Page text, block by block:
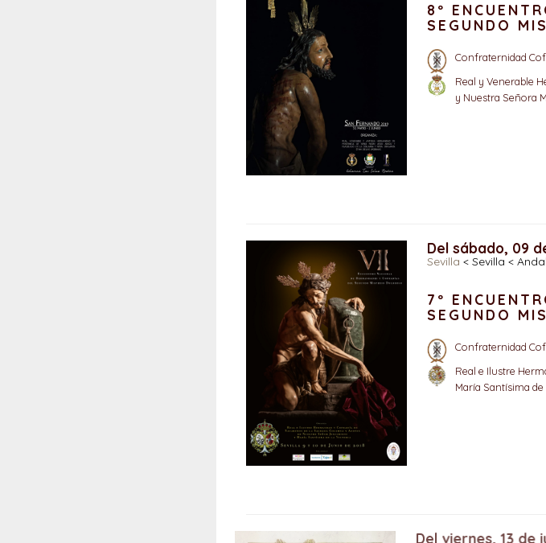
8º
SEGUNDO
Confraternidad
Real y Venerable
y Nuestra Señora
Del sábado, 09
Sevilla < Sevilla <
7º
SEGUNDO
Confraternidad
Real e Ilustre
María Santísima
Del viernes, 13